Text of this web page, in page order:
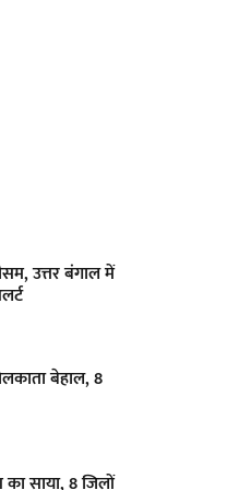
उत्तर बंगाल में
बेहाल, 8